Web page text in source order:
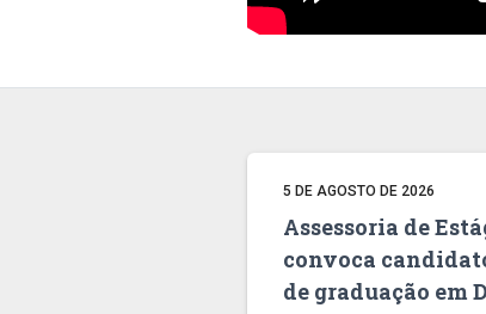
5 DE AGOSTO DE 2026
Assessoria de
convoca
de graduação em